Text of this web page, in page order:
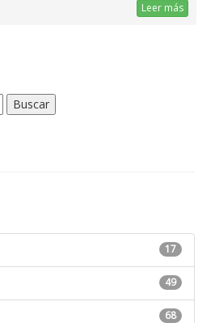
Leer más
17
49
68